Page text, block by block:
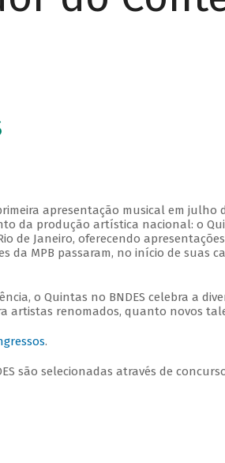
apresentação musical em julho
da produção artística nacional: o
de Janeiro, oferecendo
da MPB passaram, no início de suas
o Quintas no BNDES celebra a
artistas renomados, quanto novos
.
são selecionadas através de